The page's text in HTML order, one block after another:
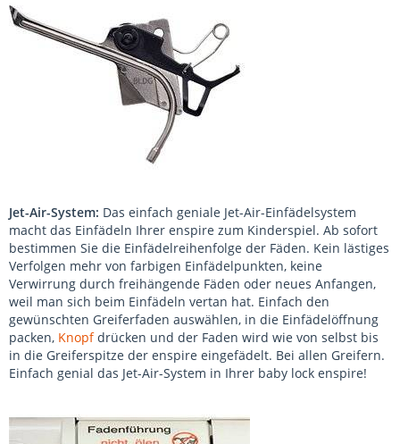
Jet-Air-System: Das einfach geniale Jet-Air-Einfädelsystem
macht das Einfädeln Ihrer enspire zum Kinderspiel. Ab sofort
bestimmen Sie die Einfädelreihenfolge der Fäden. Kein lästiges
Verfolgen mehr von farbigen Einfädelpunkten, keine
Verwirrung durch freihängende Fäden oder neues Anfangen,
weil man sich beim Einfädeln vertan hat. Einfach den
gewünschten Greiferfaden auswählen, in die Einfädelöffnung
packen, Knopfdrücken und der Faden wird wie von selbst bis
in die Greiferspitze der enspire eingefädelt. Bei allen Greifern.
Einfach genial das Jet-Air-System in Ihrer baby lock enspire!